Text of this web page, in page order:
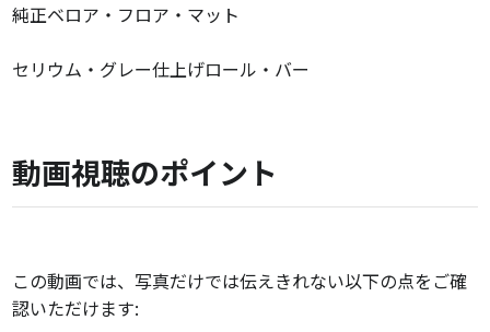
純正ベロア・フロア・マット
セリウム・グレー仕上げロール・バー
動画視聴のポイント
この動画では、写真だけでは伝えきれない以下の点をご確
認いただけます: